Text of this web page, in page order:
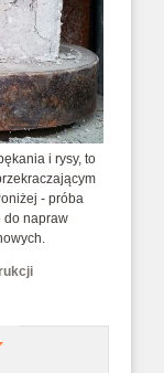
i rysy, to
- próba
do napraw